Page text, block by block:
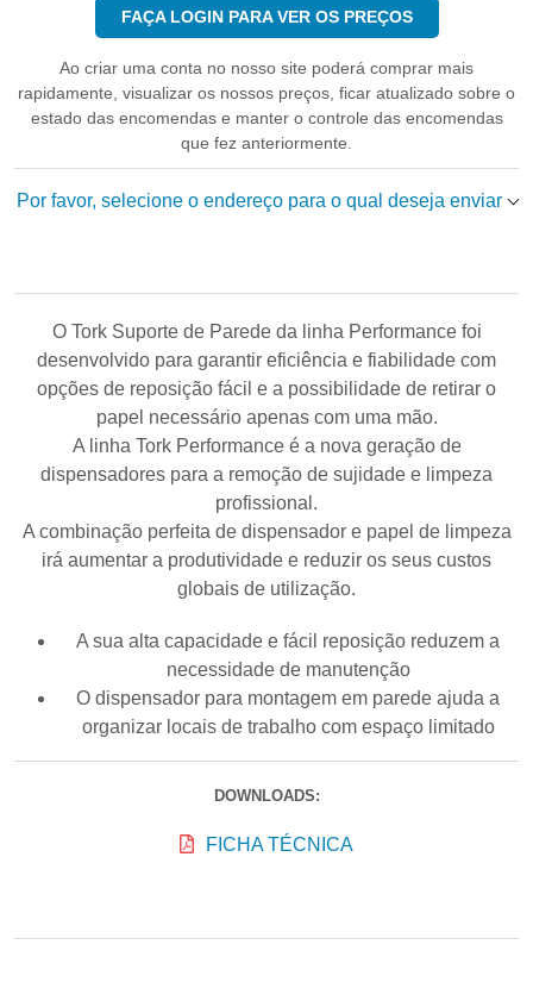
FAÇA LOGIN PARA VER OS PREÇOS
Ao criar uma conta no nosso site poderá comprar mais
rapidamente, visualizar os nossos preços, ficar atualizado sobre o
estado das encomendas e manter o controle das encomendas
que fez anteriormente.
Por favor, selecione o endereço para o qual deseja enviar
O Tork Suporte de Parede da linha Performance foi
desenvolvido para garantir eficiência e fiabilidade com
opções de reposição fácil e a possibilidade de retirar o
papel necessário apenas com uma mão.
A linha Tork Performance é a nova geração de
dispensadores para a remoção de sujidade e limpeza
profissional.
A combinação perfeita de dispensador e papel de limpeza
irá aumentar a produtividade e reduzir os seus custos
globais de utilização.
A sua alta capacidade e fácil reposição reduzem a
necessidade de manutenção
O dispensador para montagem em parede ajuda a
organizar locais de trabalho com espaço limitado
DOWNLOADS:
FICHA TÉCNICA